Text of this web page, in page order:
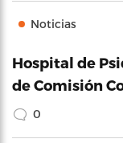
Noticias
Hospital de
de Comisión
0